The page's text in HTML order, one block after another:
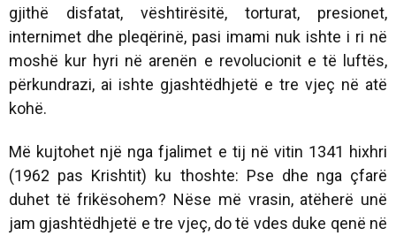
gjithë disfatat, vështirësitë, torturat, presionet,
internimet dhe pleqërinë, pasi imami nuk ishte i ri në
moshë kur hyri në arenën e revolucionit e të luftës,
përkundrazi, ai ishte gjashtëdhjetë e tre vjeç në atë
kohë.
Më kujtohet një nga fjalimet e tij në vitin 1341 hixhri
(1962 pas Krishtit) ku thoshte: Pse dhe nga çfarë
duhet të frikësohem? Nëse më vrasin, atëherë unë
jam gjashtëdhjetë e tre vjeç, do të vdes duke qenë në